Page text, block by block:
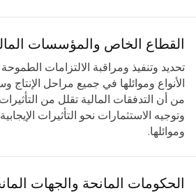
القطاع الخاص والمؤسسات
تحديد وتنفيذ ومراقبة الالتزامات الطموحة
الأنواع وموائلها في جميع مراحل الإنتاج
من أن التدفقات المالية تقلل من
وتوجيه الاستثمارات نحو التأثيرات
وموائلها.
الحكومات المانحة والجهات